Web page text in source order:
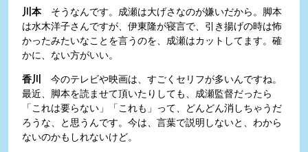
川本そうなんです。成瀬は大げさなのが嫌いだから。脚本
は水木洋子さんですが、伊東隆が寝言で、引き揚げの時は怖
かったみたいなことを言うのを、成瀬はカットしてます。確
かに、ない方がいい。
香川 今のテレビや映画は、すごくセリフが多いんですね。
最近、脚本を読ませて頂いたりしても、成瀬監督だったら
「これは要らない」「これも」って、どんどん消しちゃうだ
ろうな、と思うんです。今は、言葉で説明しないと、わから
ないのかもしれないけど。